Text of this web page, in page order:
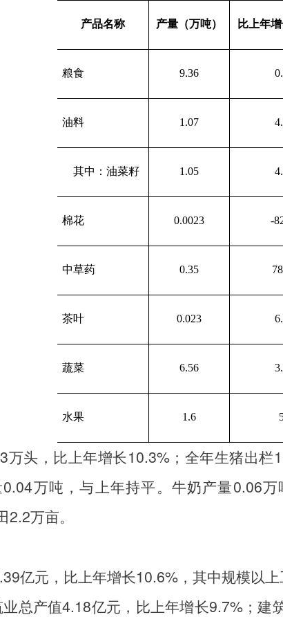
产品名称 产量（万吨） 比上年
粮食 9.36
油料 1.07
其中：油菜籽 1.05
棉花 0.0023 -
中草药 0.35
茶叶 0.023
蔬菜 6.56
水果 1.6
万头，比上年增长10.3%；全年生猪出栏
0.04万吨，与上年持平。牛奶产量0.06万
2.2万亩。
亿元，比上年增长10.6%， 其中规模以
总产值4.18亿元，比上年增长9.7%；建